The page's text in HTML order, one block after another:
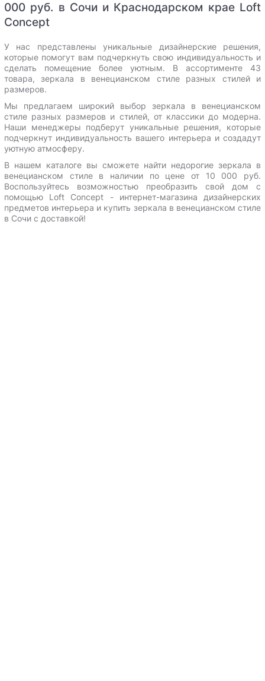
000 руб. в Сочи и Краснодарском крае Loft
Concept
У нас представлены уникальные дизайнерские решения,
которые помогут вам подчеркнуть свою индивидуальность и
сделать помещение более уютным. В ассортименте 43
товара, зеркала в венецианском стиле разных стилей и
размеров.
Мы предлагаем широкий выбор зеркала в венецианском
стиле разных размеров и стилей, от классики до модерна.
Наши менеджеры подберут уникальные решения, которые
подчеркнут индивидуальность вашего интерьера и создадут
уютную атмосферу.
В нашем каталоге вы сможете найти недорогие зеркала в
венецианском стиле в наличии по цене от 10 000 руб.
Воспользуйтесь возможностью преобразить свой дом с
помощью Loft Сoncept - интернет-магазина дизайнерских
предметов интерьера и купить зеркала в венецианском стиле
в Сочи с доставкой!